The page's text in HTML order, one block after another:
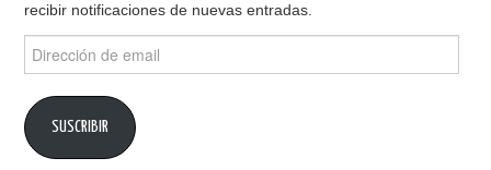
recibir notificaciones de nuevas entradas.
Dirección
de
SUSCRIBIR